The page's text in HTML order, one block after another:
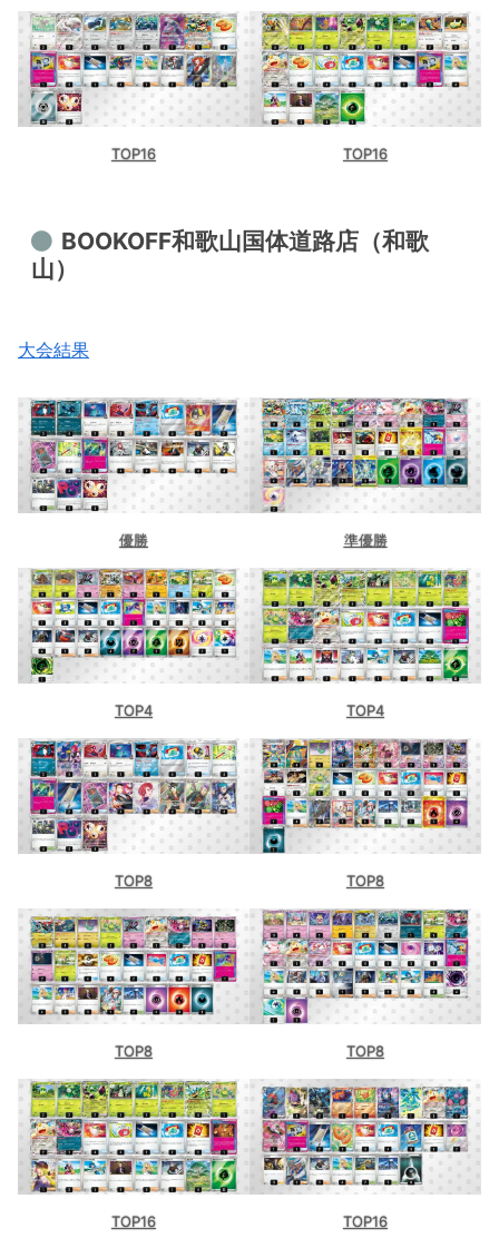
TOP16 TOP16
BOOKOFF和歌山国体道路店（和歌
山）
大会結果
優勝 準優勝
TOP4 TOP4
TOP8 TOP8
TOP8 TOP8
TOP16 TOP16